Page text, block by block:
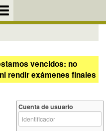
vencidos: no
rendir exámenes finales
Cuenta de usuario